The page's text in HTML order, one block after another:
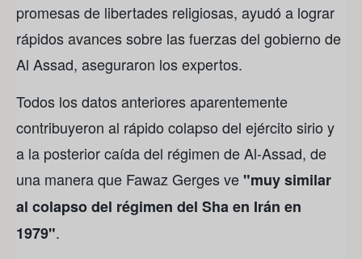
promesas de libertades religiosas, ayudó a lograr
rápidos avances sobre las fuerzas del gobierno de
Al Assad, aseguraron los expertos.
Todos los datos anteriores aparentemente
contribuyeron al rápido colapso del ejército sirio y
a la posterior caída del régimen de Al-Assad, de
una manera que Fawaz Gerges ve "muy similar
al colapso del régimen del Sha en Irán en
1979".